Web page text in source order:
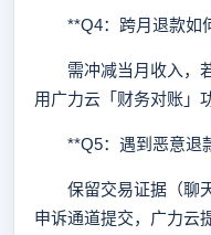
**Q4：跨月退款如
需冲减当月收入，若
用广力云「财务对账」
**Q5：遇到恶意退
保留交易证据（聊天
申诉通道提交，广力云